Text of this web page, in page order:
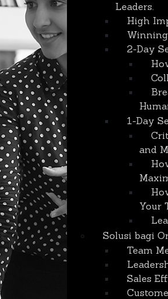
Leaders.
High
2-Day
1-Day
and
Your
Solusi bagi
Team
Sales